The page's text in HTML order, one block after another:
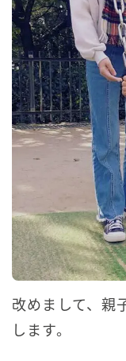
改めまして、親
します。